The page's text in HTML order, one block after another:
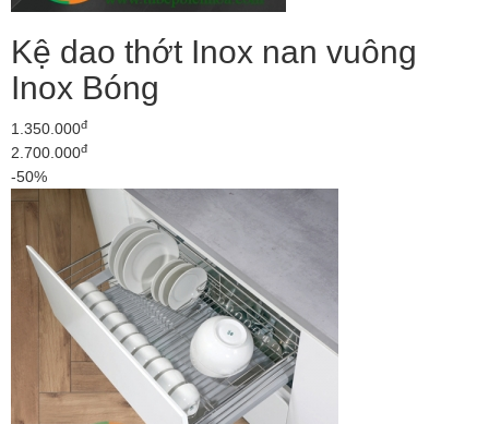
Kệ dao thớt Inox nan vuông
Inox Bóng
1.350.000đ
2.700.000đ
-50%